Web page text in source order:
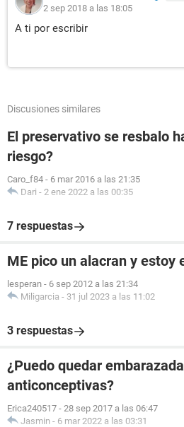
2 sep 2018 a las 18:05
A ti por escribir
Discusiones similares
El preservativo se resbalo
riesgo?
Caro_f84 - 6 mar 2016 a las 21:35
Dari - 2 ene 2022 a las 00:35
7 respuestas
ME pico un alacran y estoy
lesperan - 6 sep 2012 a las 21:34
Miligarcia - 31 jul 2023 a las 11:02
3 respuestas
¿Puedo quedar
anticonceptivas?
Erica240517 - 28 sep 2017 a las 06:47
Jasmin - 6 mar 2022 a las 03:31